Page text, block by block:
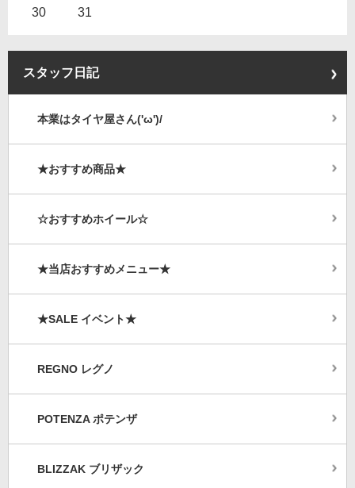
30 31
スタッフ日記
本業はタイヤ屋さん('ω')/
★おすすめ商品★
☆おすすめホイール☆
★当店おすすめメニュー★
★SALE イベント★
REGNO レグノ
POTENZA ポテンザ
BLIZZAK ブリザック